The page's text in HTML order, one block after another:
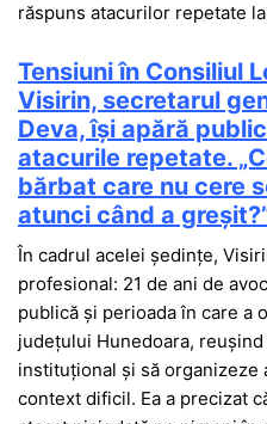
răspuns atacurilor repetate
Tensiuni în Consiliul
Visirin, secretarul
Deva, își apără
atacurile repetate.
bărbat care nu cere
atunci când a
În cadrul acelei ședințe,
profesional: 21 de ani de
publică și perioada în care a
județului Hunedoara,
instituțional și să
context dificil. Ea a precizat